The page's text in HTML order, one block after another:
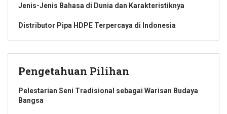
Jenis-Jenis Bahasa di Dunia dan Karakteristiknya
Distributor Pipa HDPE Terpercaya di Indonesia
Pengetahuan Pilihan
Pelestarian Seni Tradisional sebagai Warisan Budaya
Bangsa